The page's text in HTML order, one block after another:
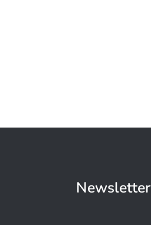
Newsletter